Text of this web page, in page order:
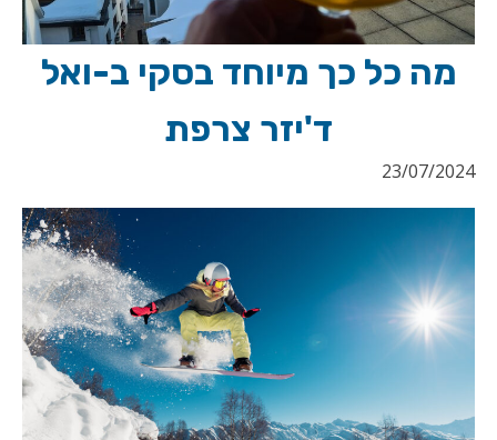
מה כל כך מיוחד בסקי ב-ואל
ד'יזר צרפת
23/07/2024